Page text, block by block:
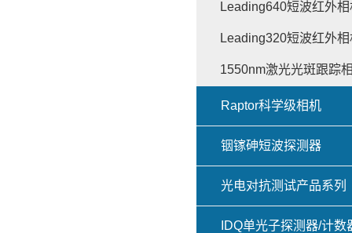
Leading640短波红外相
Leading320短波红外相
1550nm激光光斑跟踪
Raptor科学级相机
铟镓砷短波探测器
光电对抗测试产品系列
IDQ单光子探测器/计数